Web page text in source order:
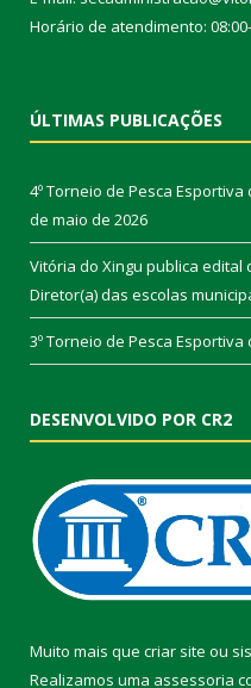
Horário de atendimento:
ÚLTIMAS PUBLICAÇÕES
4º Torneio de Pesca
de maio de 2026
Vitória do Xingu publica edital
Diretor(a) das escolas
3º Torneio de Pesca Esportiva
DESENVOLVIDO POR CR2
Muito mais que criar site ou
Realizamos uma assessoria